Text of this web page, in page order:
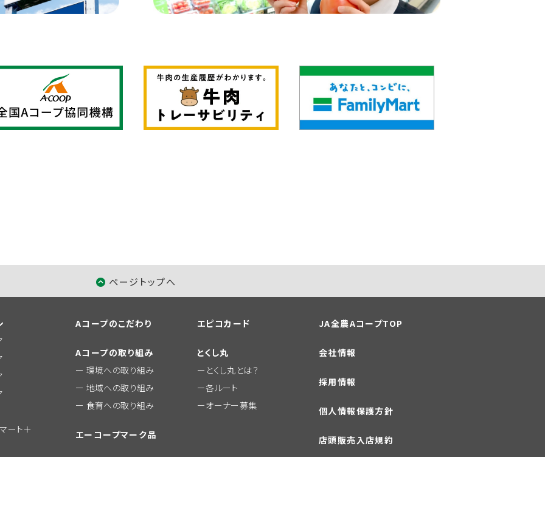
ページトップへ
ート＋
Aコープのこだわり
Aコープの取り組み
環境への取り組み
地域への取り組み
食育への取り組み
エーコープマーク品
エピコカード
とくし丸
とくし丸とは？
各ルート
オーナー募集
JA全農AコープTOP
会社情報
採用情報
個人情報保護方針
店頭販売入店規約